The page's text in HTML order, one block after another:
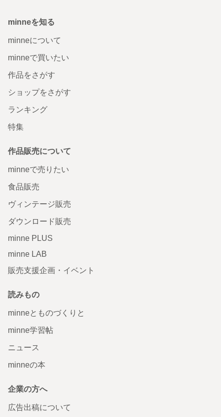
minneを知る
minneについて
minneで買いたい
作品をさがす
ショップをさがす
ランキング
特集
作品販売について
minneで売りたい
食品販売
ヴィンテージ販売
ダウンロード販売
minne PLUS
minne LAB
販売支援企画・イベント
読みもの
minneとものづくりと
minne学習帖
ニュース
minneの本
企業の方へ
広告出稿について